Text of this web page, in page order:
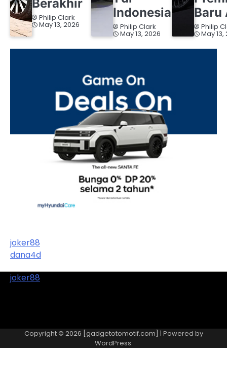
Berakhir
Philip Clark
May 13, 2026
Indonesia
Philip Clark
May 13, 2026
Baru
Philip
May 13,
joker88
dana4d
joker88
Copyright © 2026 [gadgetotomotif.com] | Powered by
WordPress.